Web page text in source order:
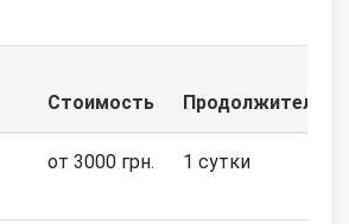
Стоимость
от 3000 грн. 1 сутки